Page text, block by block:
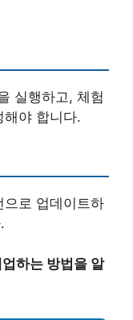
실행하고, 체험
해야 합니다.
으로 업데이트하
하는 방법을 알